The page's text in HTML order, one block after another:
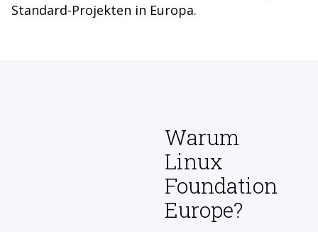
Standard-Projekten in Europa.
Warum
Linux
Foundation
Europe?